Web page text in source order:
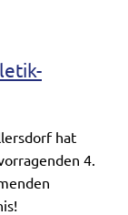
hat
4.